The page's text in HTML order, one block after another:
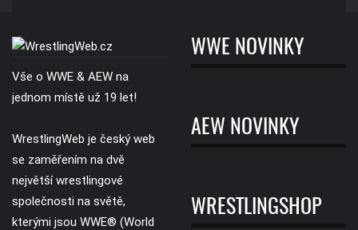
Vše o WWE & AEW na
jednom místě už 19 let!
WrestlingWeb je český web
se zaměřením na dvě
největší wrestlingové
společnosti na světě,
kterými jsou WWE® (World
WWE NOVINKY
AEW NOVINKY
WRESTLINGSHOP